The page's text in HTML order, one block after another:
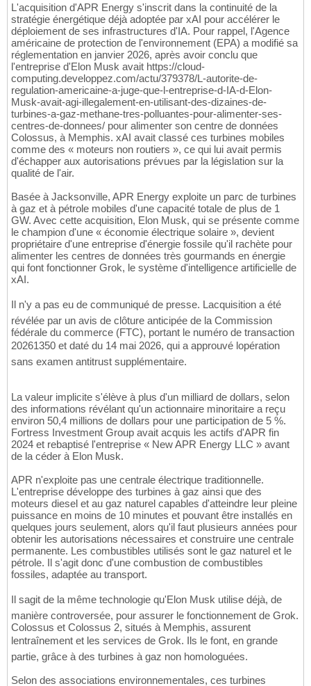
L'acquisition d'APR Energy s'inscrit dans la continuité de la
stratégie énergétique déjà adoptée par xAI pour accélérer le
déploiement de ses infrastructures d'IA. Pour rappel, l'Agence
américaine de protection de l'environnement (EPA) a modifié sa
réglementation en janvier 2026, après avoir conclu que
l'entreprise d'Elon Musk avait https://cloud-
computing.developpez.com/actu/379378/L-autorite-de-
regulation-americaine-a-juge-que-l-entreprise-d-IA-d-Elon-
Musk-avait-agi-illegalement-en-utilisant-des-dizaines-de-
turbines-a-gaz-methane-tres-polluantes-pour-alimenter-ses-
centres-de-donnees/ pour alimenter son centre de données
Colossus, à Memphis. xAI avait classé ces turbines mobiles
comme des « moteurs non routiers », ce qui lui avait permis
d'échapper aux autorisations prévues par la législation sur la
qualité de l'air.
Basée à Jacksonville, APR Energy exploite un parc de turbines
à gaz et à pétrole mobiles d'une capacité totale de plus de 1
GW. Avec cette acquisition, Elon Musk, qui se présente comme
le champion d'une « économie électrique solaire », devient
propriétaire d'une entreprise d'énergie fossile qu'il rachète pour
alimenter les centres de données très gourmands en énergie
qui font fonctionner Grok, le système d'intelligence artificielle de
xAI.
Il n'y a pas eu de communiqué de presse. Lacquisition a été
révélée par un avis de clôture anticipée de la Commission
fédérale du commerce (FTC), portant le numéro de transaction
20261350 et daté du 14 mai 2026, qui a approuvé lopération
sans examen antitrust supplémentaire.
La valeur implicite s'élève à plus d'un milliard de dollars, selon
des informations révélant qu'un actionnaire minoritaire a reçu
environ 50,4 millions de dollars pour une participation de 5 %.
Fortress Investment Group avait acquis les actifs d'APR fin
2024 et rebaptisé l'entreprise « New APR Energy LLC » avant
de la céder à Elon Musk.
APR n'exploite pas une centrale électrique traditionnelle.
L'entreprise développe des turbines à gaz ainsi que des
moteurs diesel et au gaz naturel capables d'atteindre leur pleine
puissance en moins de 10 minutes et pouvant être installés en
quelques jours seulement, alors qu'il faut plusieurs années pour
obtenir les autorisations nécessaires et construire une centrale
permanente. Les combustibles utilisés sont le gaz naturel et le
pétrole. Il s'agit donc d'une combustion de combustibles
fossiles, adaptée au transport.
Il sagit de la même technologie qu'Elon Musk utilise déjà, de
manière controversée, pour assurer le fonctionnement de Grok.
Colossus et Colossus 2, situés à Memphis, assurent
lentraînement et les services de Grok. Ils le font, en grande
partie, grâce à des turbines à gaz non homologuées.
Selon des associations environnementales, ces turbines